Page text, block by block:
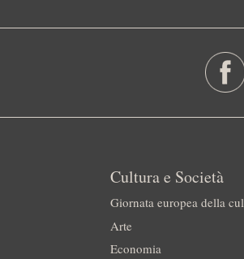
Cultura e Società
Giornata europea della
Arte
Economia